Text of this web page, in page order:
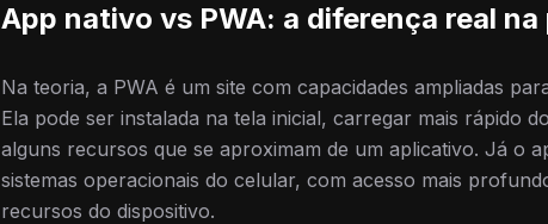
App nativo vs PWA: a diferença real
Na teoria, a PWA é um site com capacidades ampliadas
Ela pode ser instalada na tela inicial, carregar mais rápido
alguns recursos que se aproximam de um aplicativo. Já o
sistemas operacionais do celular, com acesso mais
recursos do dispositivo.